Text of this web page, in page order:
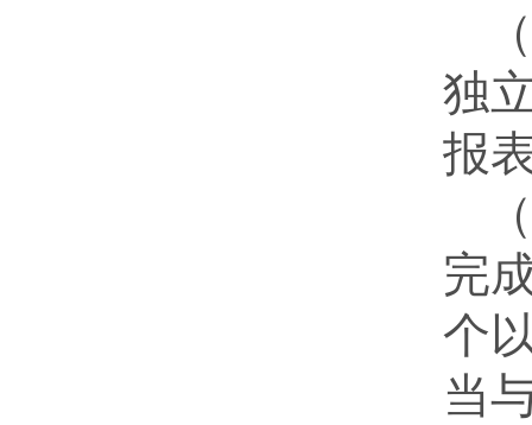
独
报
完
个
当